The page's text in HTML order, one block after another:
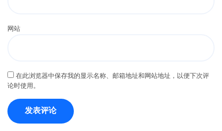
网站
在此浏览器中保存我的显示名称、邮箱地址和网站地址，以便下次评
论时使用。